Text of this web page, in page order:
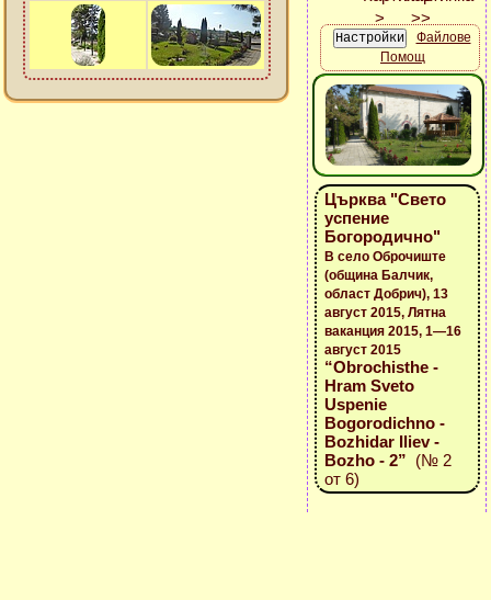
Файлове
Помощ
Църква "Свето
успение
Богородично"
В село Оброчиште
(община Балчик,
област Добрич), 13
август 2015, Лятна
ваканция 2015, 1—16
август 2015
“Obrochisthe -
Hram Sveto
Uspenie
Bogorodichno -
Bozhidar Iliev -
Bozho - 2” (№ 2
от 6)